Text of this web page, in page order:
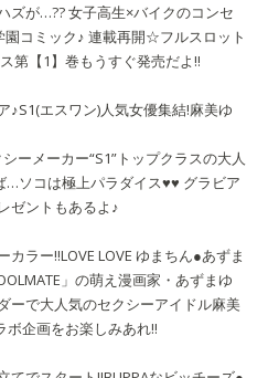
ズが…?? 女子高生×バイクのコンセ
コミック♪ 連載再開☆フルスロット
第【1】巻もうすぐ発売だよ!!
♪S1(エスワン)人気女優集結!麻美ゆ
ーメーカー“S1”トップクラスの大人
…ソコは極上パラダイス♥♥ グラビア
ゼントもあるよ♪
カラー!!LOVE LOVE ゆまちん●あずま
」の萌え漫画家・あずまゆ
ーで大人気のセクシーアイドル麻美
ボ企画をお楽しみあれ!!